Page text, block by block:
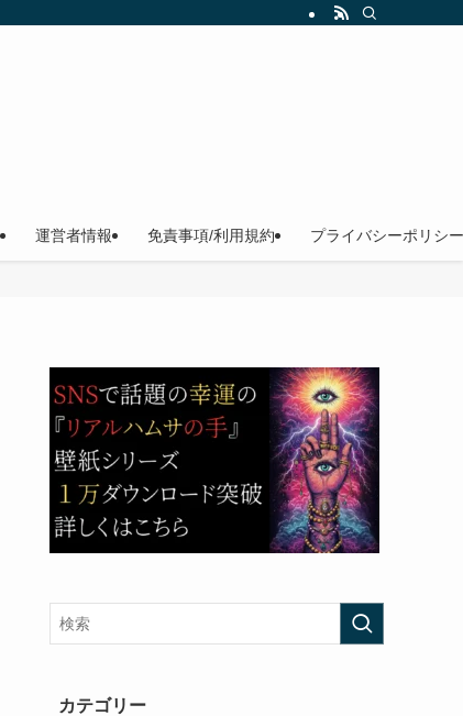
運営者情報 免責事項/利用規約 プライバシーポリシー
カテゴリー